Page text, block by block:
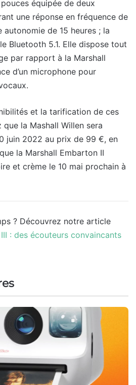
équipée de deux
une réponse en fréquence de
autonomie de 15 heures ; la
Bluetooth 5.1. Elle dispose tout
par rapport à la Marshall
d’un microphone pour
et la tarification de ces
la Mashall Willen sera
juin 2022 au prix de 99 €, en
la Marshall Embarton II
et crème le 10 mai prochain à
? Découvrez notre article
: des écouteurs convaincants